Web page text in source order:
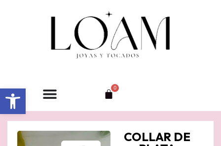
Abrir barra de herramientas 0
Carrito
COLLAR DE